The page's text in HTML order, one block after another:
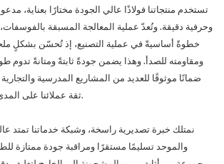
تستخدم منتجاتنا فولاذًا عالي الجودة مختارًا بعناية،
وحرفية دقيقة. وتُعدّ عملية المعالجة المسبقة بالفوسفات،
خطوةً أساسيةً في عملية التصنيع، إذ تُحسّن بشكلٍ
ومقاومته للصدأ. وهذا يضمن جودةً ثابتةً ومتانةً تدوم
ضمانًا موثوقًا للعديد من المشاريع المدرسية
ثقة عملائنا على المدى الطويل محليًا وعالميًا.
نمتلك خبرة تصديرية راسخة، وشبكة خدماتنا تمتد
والموحد تسليمًا مستقرًا ومراقبة جودة ممتازة